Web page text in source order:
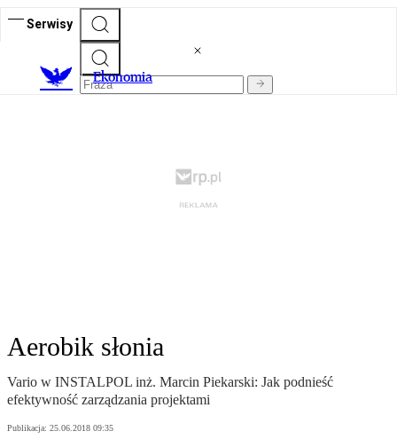
Serwisy
Ekonomia
Aerobik słonia
Vario w INSTALPOL inż. Marcin Piekarski: Jak podnieść
efektywność zarządzania projektami
Publikacja: 25.06.2018 09:35